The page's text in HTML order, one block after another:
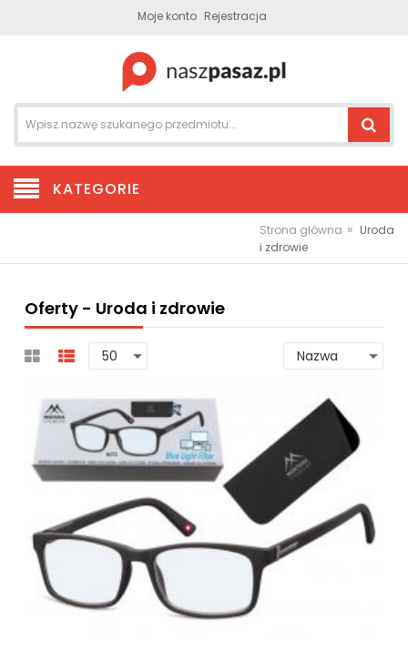
Moje konto Rejestracja
KATEGORIE
Strona główna » Uroda
i zdrowie
Oferty - Uroda i zdrowie